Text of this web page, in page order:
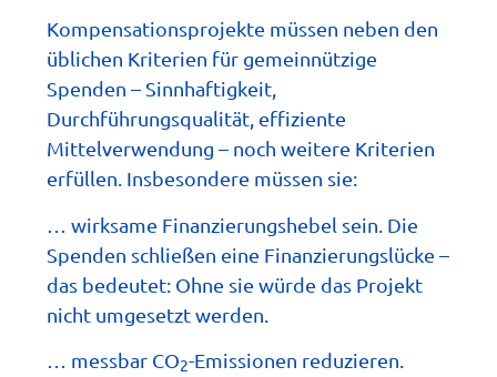
Kompensationsprojekte müssen neben den
üblichen Kriterien für gemeinnützige
Spenden – Sinnhaftigkeit,
Durchführungsqualität, effiziente
Mittelverwendung – noch weitere Kriterien
erfüllen. Insbesondere müssen sie:
… wirksame Finanzierungshebel sein. Die
Spenden schließen eine Finanzierungslücke –
das bedeutet: Ohne sie würde das Projekt
nicht umgesetzt werden.
… messbar CO2-Emissionen reduzieren.